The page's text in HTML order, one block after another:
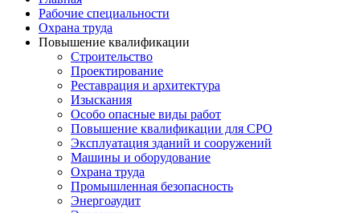
Рабочие специальности
Охрана труда
Повышение квалификации
Строительство
Проектирование
Реставрация и архитектура
Изыскания
Особо опасные виды работ
Повышение квалификации для СРО
Эксплуатация зданий и сооружений
Машины и оборудование
Охрана труда
Промышленная безопасность
Энергоаудит